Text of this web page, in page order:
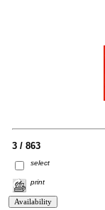
3 / 863
select
print